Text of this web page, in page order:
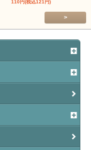
110円(税込121円)
>